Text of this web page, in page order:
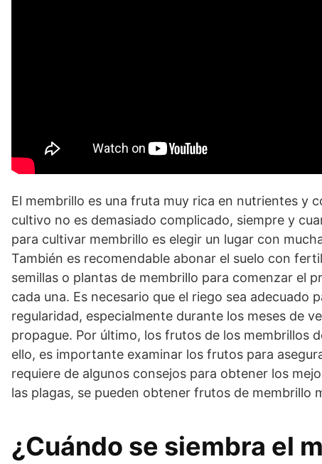
El membrillo es una fruta muy rica en nutrientes y
cultivo no es demasiado complicado, siempre y
para cultivar membrillo es elegir un lugar con
También es recomendable abonar el suelo con
semillas o plantas de membrillo para comenzar el
cada una. Es necesario que el riego sea
regularidad, especialmente durante los meses de
propague. Por último, los frutos de los membrillos
ello, es importante examinar los frutos para
requiere de algunos consejos para obtener los
las plagas, se pueden obtener frutos de membrillo
¿Cuándo se siembra el